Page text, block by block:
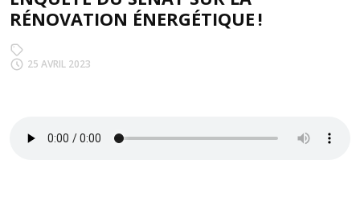
RÉNOVATION ÉNERGÉTIQUE !
25 AVRIL 2023